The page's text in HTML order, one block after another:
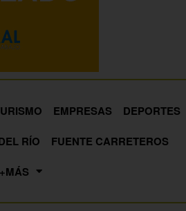
EMPRESAS
DEPORTES
RÍO
FUENTE CARRETEROS
+MÁS